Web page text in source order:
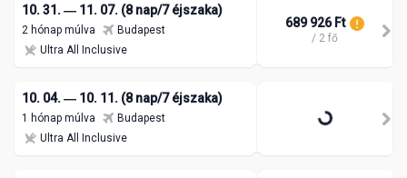
10. 31. ― 11. 07. (8 nap/7 éjszaka)
2 hónap múlva
Budapest
Ultra All Inclusive
689 926 Ft
/ 2 fő
10. 04. ― 10. 11. (8 nap/7 éjszaka)
1 hónap múlva
Budapest
Ultra All Inclusive